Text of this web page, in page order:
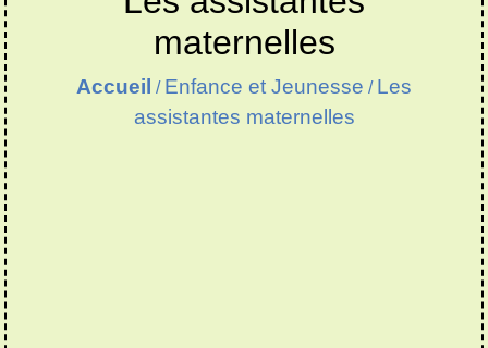
maternelles
Accueil / Enfance et Jeunesse / Les
assistantes maternelles